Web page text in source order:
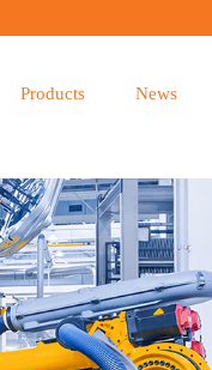
Products News